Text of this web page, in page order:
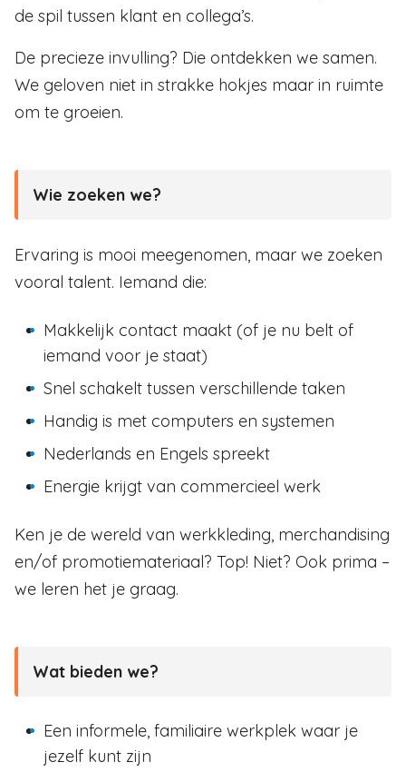
de spil tussen klant en collega’s.
De precieze invulling? Die ontdekken we samen.
We geloven niet in strakke hokjes maar in ruimte
om te groeien.
Wie zoeken we?
Ervaring is mooi meegenomen, maar we zoeken
vooral talent. Iemand die:
Makkelijk contact maakt (of je nu belt of
iemand voor je staat)
Snel schakelt tussen verschillende taken
Handig is met computers en systemen
Nederlands en Engels spreekt
Energie krijgt van commercieel werk
Ken je de wereld van werkkleding, merchandising
en/of promotiemateriaal? Top! Niet? Ook prima –
we leren het je graag.
Wat bieden we?
Een informele, familiaire werkplek waar je
jezelf kunt zijn